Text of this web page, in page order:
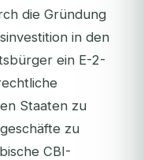
die Gründung
in den
ein E-2-
Staaten zu
zu
CBI-